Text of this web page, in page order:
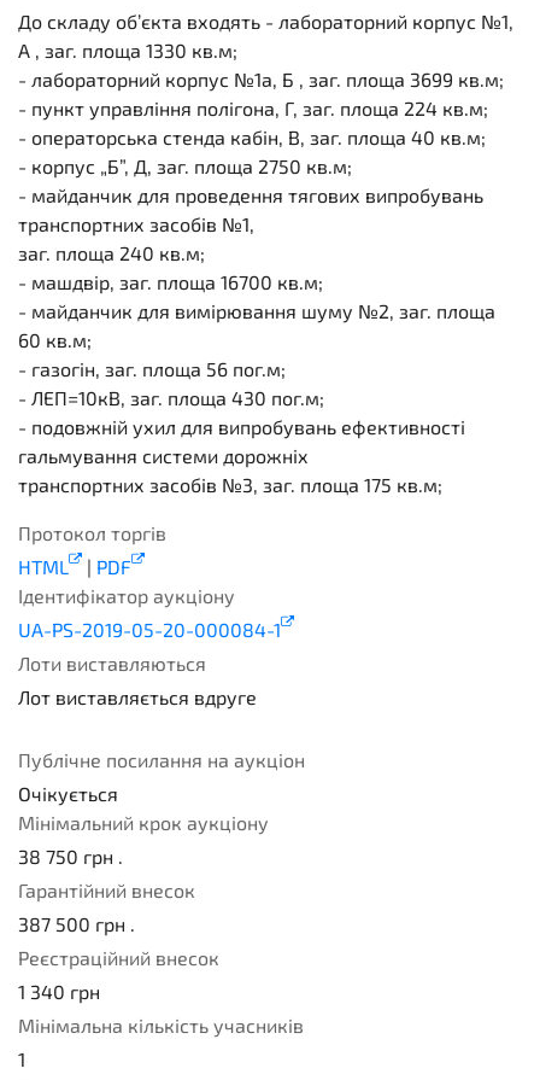
До складу об’єкта входять - лабораторний корпус №1,
А , заг. площа 1330 кв.м;
- лабораторний корпус №1а, Б , заг. площа 3699 кв.м;
- пункт управління полігона, Г, заг. площа 224 кв.м;
- операторська стенда кабін, В, заг. площа 40 кв.м;
- корпус „Б”, Д, заг. площа 2750 кв.м;
- майданчик для проведення тягових випробувань
транспортних засобів №1,
заг. площа 240 кв.м;
- машдвір, заг. площа 16700 кв.м;
- майданчик для вимірювання шуму №2, заг. площа
60 кв.м;
- газогін, заг. площа 56 пог.м;
- ЛЕП=10кВ, заг. площа 430 пог.м;
- подовжній ухил для випробувань ефективності
гальмування системи дорожніх
транспортних засобів №3, заг. площа 175 кв.м;
Протокол торгів
HTML
| PDF
Ідентифікатор аукціону
UA-PS-2019-05-20-000084-1
Лоти виставляються
Лот виставляється вдруге
Публічне посилання на аукціон
Очікується
Мінімальний крок аукціону
38 750 грн .
Гарантійний внесок
387 500 грн .
Реєстраційний внесок
1 340 грн
Мінімальна кількість учасників
1